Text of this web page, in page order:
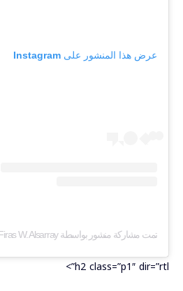
عرض هذا المنشور على Instagram
تمت مشاركة منشور بواسطة ‏‎Firas W. Alsarray-فراس السراي‎‏ (@‏‎firas_w_alsarray‎‏)
h2 class=”p1″ dir=”rtl”>